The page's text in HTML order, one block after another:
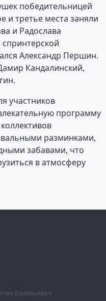
победительницей
и третье места заняли
и Радослава
Александр Першин.
Кандалинский,
участников
программу
разминками,
забавами, что
в атмосферу
Валерьевич